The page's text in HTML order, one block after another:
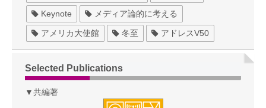
Keynote メディア論的に考える
アメリカ大使館 冬至 アドレスV50
Selected Publications
▼共編著